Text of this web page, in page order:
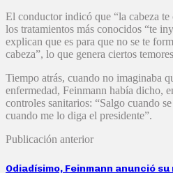
El conductor indicó que “la cabeza
los tratamientos más conocidos “te
explican que es para que no se te
cabeza”, lo que genera ciertos
Tiempo atrás, cuando no imaginaba
enfermedad, Feinmann había dicho,
controles sanitarios: “Salgo cuando
cuando me lo diga el presidente”.
Publicación anterior
Odiadísimo, Feinmann anunció